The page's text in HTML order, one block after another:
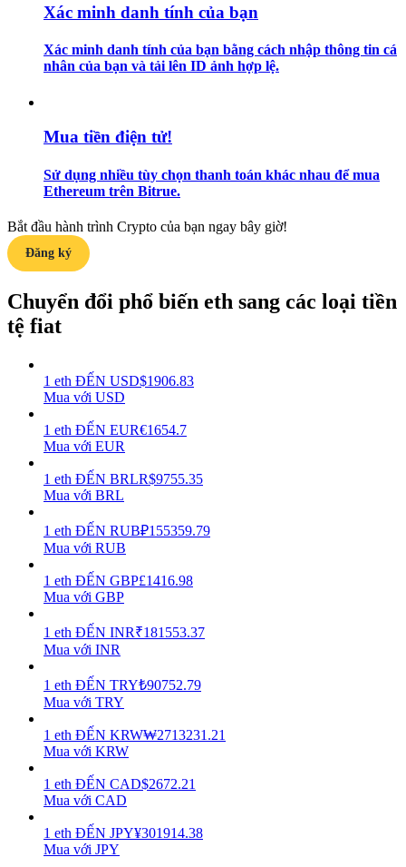
Học cách duy trì lợi nhuận
Power Piggy
Làm cho tài sản của bạn tăng giá trị đều đặn
Staking
Lợi nhuận cao và truy cập ngay lập tức
Xác minh danh tính của bạn
Xác minh danh tính của bạn bằng cách nhập thông tin cá
nhân của bạn và tải lên ID ảnh hợp lệ.
Mua tiền điện tử!
Sử dụng nhiều tùy chọn thanh toán khác nhau để mua
Ethereum trên Bitrue.
Bắt đầu hành trình Crypto của bạn ngay bây giờ!
Đăng ký
Chuyển đổi phổ biến eth sang các loại tiền
tệ fiat
1 eth ĐẾN USD$1906.83
Mua với USD
1 eth ĐẾN EUR€1654.7
Mua với EUR
1 eth ĐẾN BRLR$9755.35
Mua với BRL
1 eth ĐẾN RUB₽155359.79
Mua với RUB
1 eth ĐẾN GBP£1416.98
Mua với GBP
1 eth ĐẾN INR₹181553.37
Mua với INR
1 eth ĐẾN TRY₺90752.79
Mua với TRY
1 eth ĐẾN KRW₩2713231.21
Mua với KRW
1 eth ĐẾN CAD$2672.21
Mua với CAD
1 eth ĐẾN JPY¥301914.38
Mua với JPY